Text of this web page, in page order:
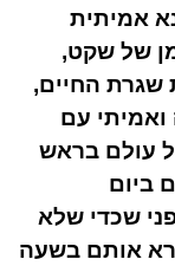
אמיתית
של שקט,
שגרת החיים,
ואמיתי עם
עולם בראש
ביום
שכדי שלא
אותם בשעה